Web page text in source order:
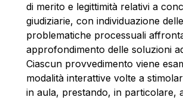
di merito e legittimità relativi a
giudiziarie, con individuazione delle
problematiche processuali
approfondimento delle soluzioni
Ciascun provvedimento viene
modalità interattive volte a
in aula, prestando, in particolare,